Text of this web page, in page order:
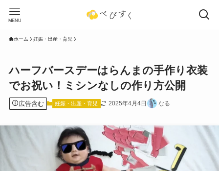
MENU
ホーム 妊娠・出産・育児
ハーフバースデーはらんまの手作り衣装
でお祝い！ミシンなしの作り方公開
広告含む 妊娠・出産・育児 2025年4月4日 なる